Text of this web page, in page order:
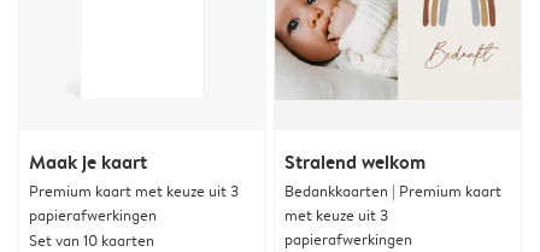
Maak je kaart
Premium kaart met keuze uit 3
papierafwerkingen
Set van 10 kaarten
Stralend welkom
Bedankkaarten | Premium kaart
met keuze uit 3
papierafwerkingen